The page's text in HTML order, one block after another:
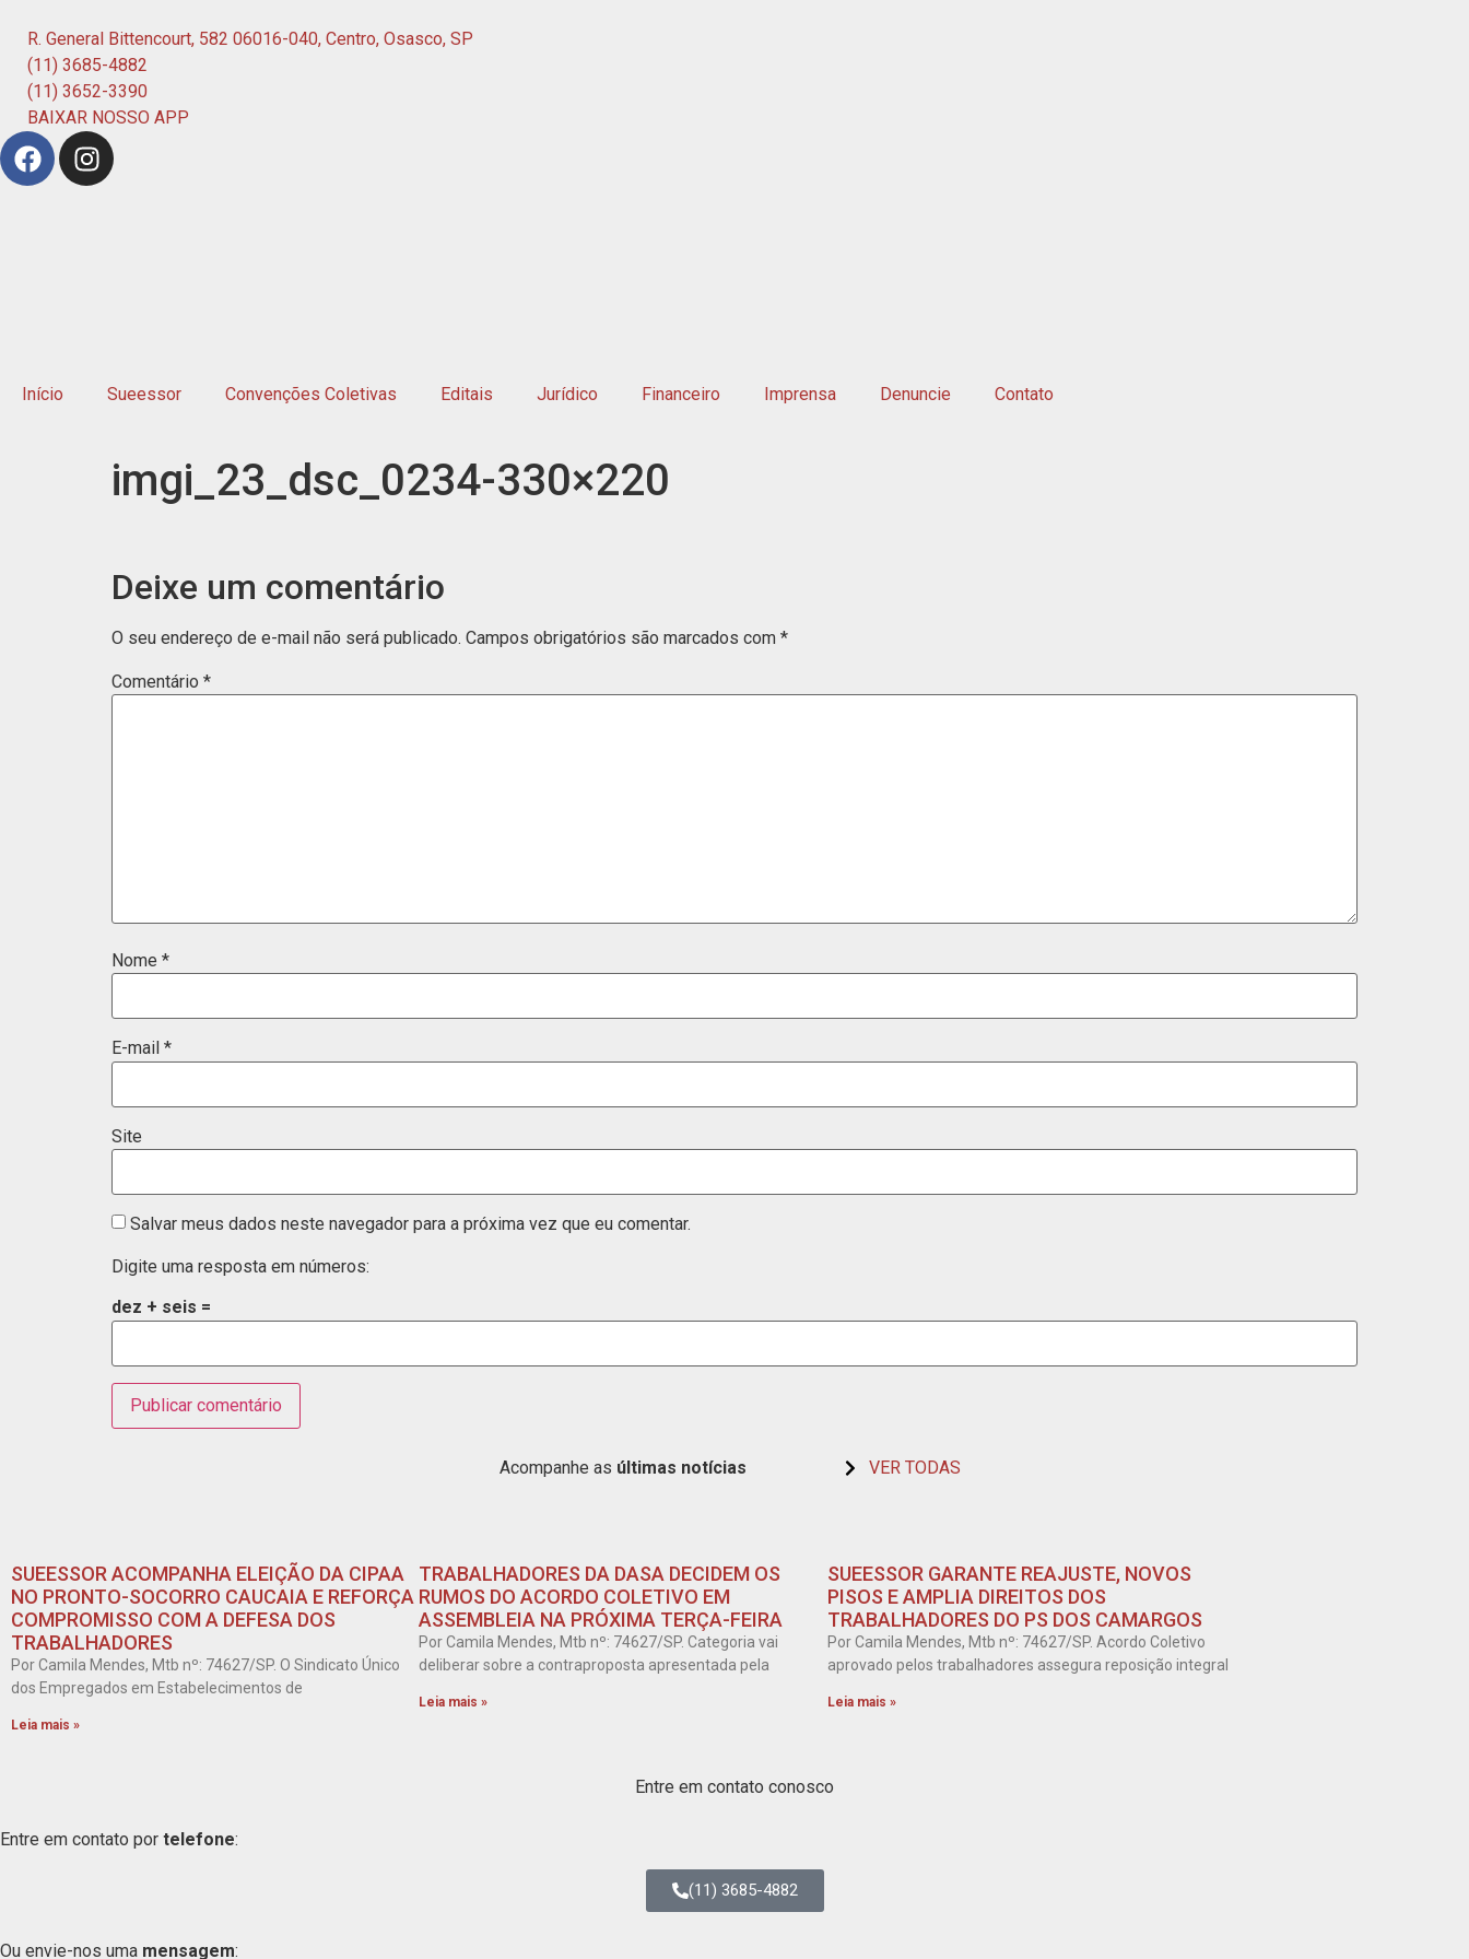
R. General Bittencourt, 582 06016-040, Centro, Osasco, SP
(11) 3685-4882
(11) 3652-3390
BAIXAR NOSSO APP
Início Sueessor Convenções Coletivas Editais Jurídico Financeiro Imprensa Denuncie Contato
imgi_23_dsc_0234-330×220
Deixe um comentário
O seu endereço de e-mail não será publicado. Campos obrigatórios são marcados com *
Comentário *
Nome *
E-mail *
Site
Salvar meus dados neste navegador para a próxima vez que eu comentar.
Digite uma resposta em números:
dez + seis =
Acompanhe as últimas notícias VER TODAS
SUEESSOR ACOMPANHA ELEIÇÃO DA CIPAA
NO PRONTO-SOCORRO CAUCAIA E REFORÇA
COMPROMISSO COM A DEFESA DOS
TRABALHADORES
Por Camila Mendes, Mtb nº: 74627/SP. O Sindicato Único
dos Empregados em Estabelecimentos de
Leia mais »
TRABALHADORES DA DASA DECIDEM OS
RUMOS DO ACORDO COLETIVO EM
ASSEMBLEIA NA PRÓXIMA TERÇA-FEIRA
Por Camila Mendes, Mtb nº: 74627/SP. Categoria vai
deliberar sobre a contraproposta apresentada pela
Leia mais »
SUEESSOR GARANTE REAJUSTE, NOVOS
PISOS E AMPLIA DIREITOS DOS
TRABALHADORES DO PS DOS CAMARGOS
Por Camila Mendes, Mtb nº: 74627/SP. Acordo Coletivo
aprovado pelos trabalhadores assegura reposição integral
Leia mais »
Entre em contato conosco
Entre em contato por telefone:
(11) 3685-4882
Ou envie-nos uma mensagem: